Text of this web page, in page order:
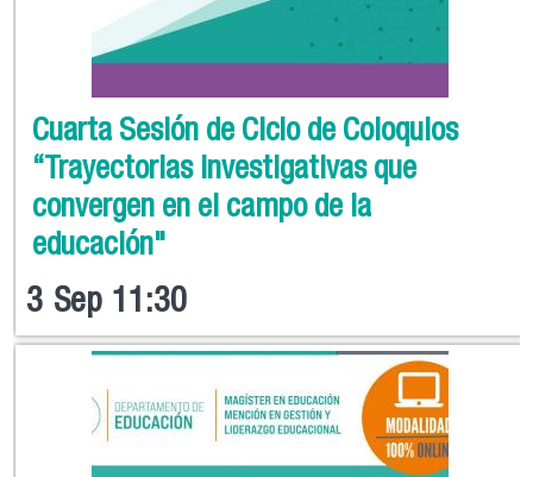
Cuarta Sesión de Ciclo de Coloquios
“Trayectorias investigativas que
convergen en el campo de la
educación"
3 Sep 11:30